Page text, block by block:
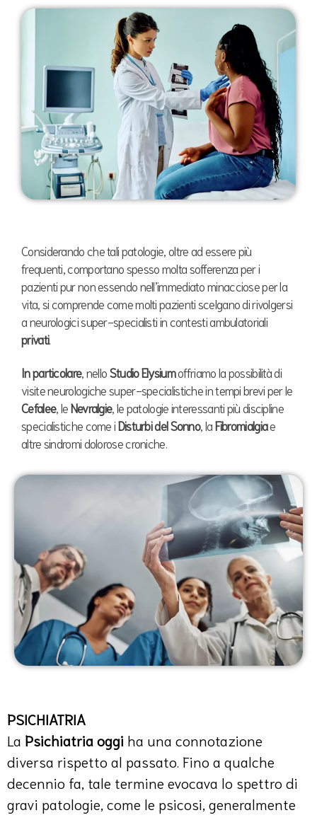
Considerando che tali patologie, oltre ad essere più
frequenti, comportano spesso molta sofferenza per i
pazienti pur non essendo nell’immediato minacciose per la
vita, si comprende come molti pazienti scelgano di rivolgersi
a neurologici super-specialisti in contesti ambulatoriali
privati.
In particolare, nelloStudio Elysiumoffriamo la possibilità di
visite neurologiche super-specialistiche in tempi brevi per le
Cefalee, leNevralgie, le patologie interessanti più discipline
specialistiche come iDisturbi del Sonno, laFibromialgiae
altre sindromi dolorose croniche.
PSICHIATRIA
La Psichiatria oggi ha una connotazione
diversa rispetto al passato. Fino a qualche
decennio fa, tale termine evocava lo spettro di
gravi patologie, come le psicosi, generalmente